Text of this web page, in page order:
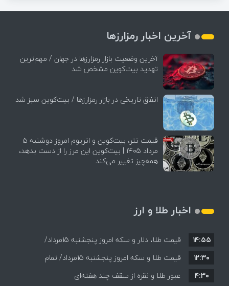
آخرین اخبار رمزارزها
آخرین وضعیت بازار رمزارزها در جهان / مهم‌ترین
تهدید بیت‌کوین مشخص شد
اتفاق تاریخی در بازار رمزارزها / بیت‌کوین سبز شد
قیمت تتر، بیت‌کوین و اتریوم امروز دوشنبه ۵
مرداد ۱۴۰۵ | بیت‌کوین این مرز را از دست بدهد،
همه‌چیز تغییر می‌کند
اخبار طلا و ارز
قیمت طلا، دلار و سکه امروز پنجشنبه 15مرداد/
افزایش قیمت ها + جدول
۱۴:۵۵
قیمت طلا و سکه امروز پنجشنبه 15مرداد/ تمام
قیمت ها بر مدار افزایش + جدول
۱۲:۳۰
عبور طلا و نقره از سقف چند هفته‌ای
۴:۳۰